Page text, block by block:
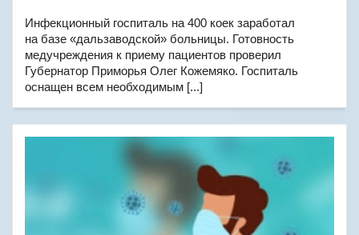
Инфекционный госпиталь на 400 коек заработал
на базе «дальзаводской» больницы. Готовность
медучреждения к приему пациентов проверил
Губернатор Приморья Олег Кожемяко. Госпиталь
оснащен всем необходимым [...]